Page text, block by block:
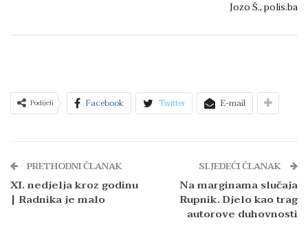
Jozo Š., polis.ba
Podijeli Facebook Twitter E-mail
PRETHODNI ČLANAK
XI. nedjelja kroz godinu
| Radnika je malo
SLJEDEĆI ČLANAK
Na marginama slučaja
Rupnik. Djelo kao trag
autorove duhovnosti